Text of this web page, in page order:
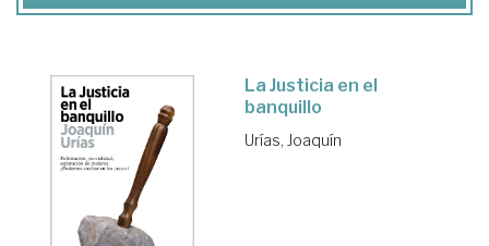
La Justicia en el
banquillo
Urías, Joaquín